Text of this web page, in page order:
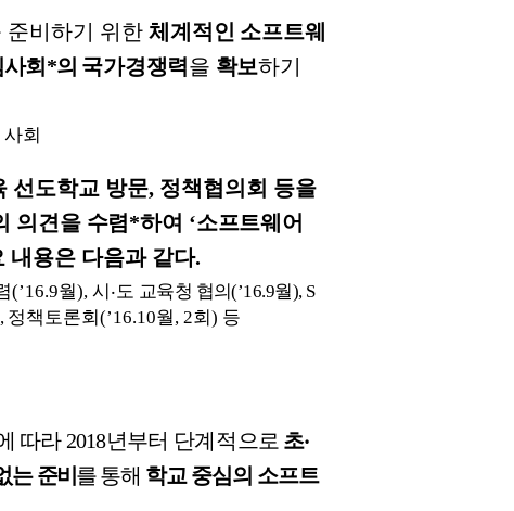
준비하기 위한 체계적인 소프트웨
사회 *의 국가경쟁력을 확보하기
사회
선도학교 방문, 정책협의회 등을
의견을 수렴*하여 ‘소프트웨어
내용은 다음과 같다.
(’16.9월), 시 ‧도 교육청 협의(’16.9월), S
정책토론회(’16.10월, 2회) 등
따라 2018년부터 단계적 으로 초‧
는 준비 를 통해 학교 중심의 소프트